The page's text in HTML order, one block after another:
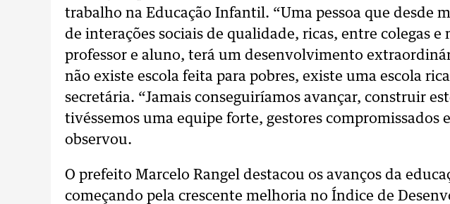
trabalho na Educação Infantil. “Uma pessoa que desde
de interações sociais de qualidade, ricas, entre colegas e
professor e aluno, terá um desenvolvimento
não existe escola feita para pobres, existe uma escola
secretária. “Jamais conseguiríamos avançar, construir
tivéssemos uma equipe forte, gestores compromissados
observou.
O prefeito Marcelo Rangel destacou os avanços da
começando pela crescente melhoria no Índice de